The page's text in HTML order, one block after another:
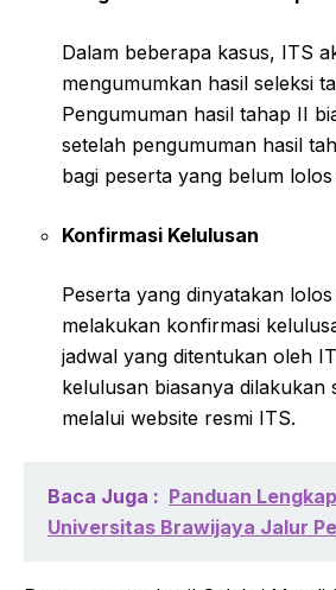
Dalam beberapa kasus, ITS
mengumumkan hasil seleksi
Pengumuman hasil tahap II
setelah pengumuman hasil
bagi peserta yang belum
Konfirmasi Kelulusan
Peserta yang dinyatakan
melakukan konfirmasi
jadwal yang ditentukan oleh
kelulusan biasanya dilakukan
melalui website resmi ITS.
Baca Juga : Panduan
Universitas Brawijaya Jalur